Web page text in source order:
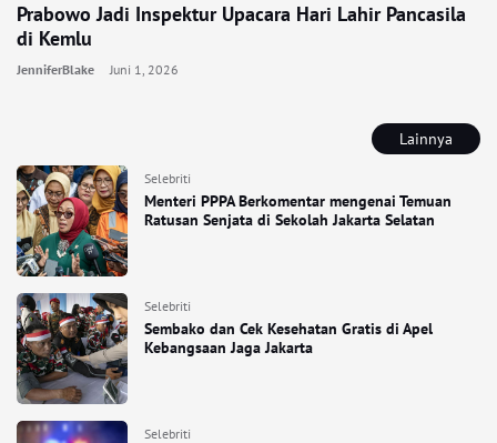
Lainnya
Selebriti
Menteri PPPA Berkomentar mengenai Temuan
Ratusan Senjata di Sekolah Jakarta Selatan
Selebriti
Sembako dan Cek Kesehatan Gratis di Apel
Kebangsaan Jaga Jakarta
Selebriti
Prabowo Jadi Inspektur Upacara Hari Lahir Pancasila
di Kemlu
JenniferBlake Juni 1, 2026